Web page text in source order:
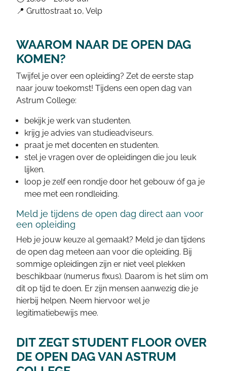
📍 Gruttostraat 10, Velp
WAAROM NAAR DE OPEN DAG
KOMEN?
Twijfel je over een opleiding? Zet de eerste stap
naar jouw toekomst! Tijdens een open dag van
Astrum College:
bekijk je werk van studenten.
krijg je advies van studieadviseurs.
praat je met docenten en studenten.
stel je vragen over de opleidingen die jou leuk
lijken.
loop je zelf een rondje door het gebouw óf ga je
mee met een rondleiding.
Meld je tijdens de open dag direct aan voor
een opleiding
Heb je jouw keuze al gemaakt? Meld je dan tijdens
de open dag meteen aan voor die opleiding. Bij
sommige opleidingen zijn er niet veel plekken
beschikbaar (numerus fixus). Daarom is het slim om
dit op tijd te doen. Er zijn mensen aanwezig die je
hierbij helpen. Neem hiervoor wel je
legitimatiebewijs mee.
DIT ZEGT STUDENT FLOOR OVER
DE OPEN DAG VAN ASTRUM